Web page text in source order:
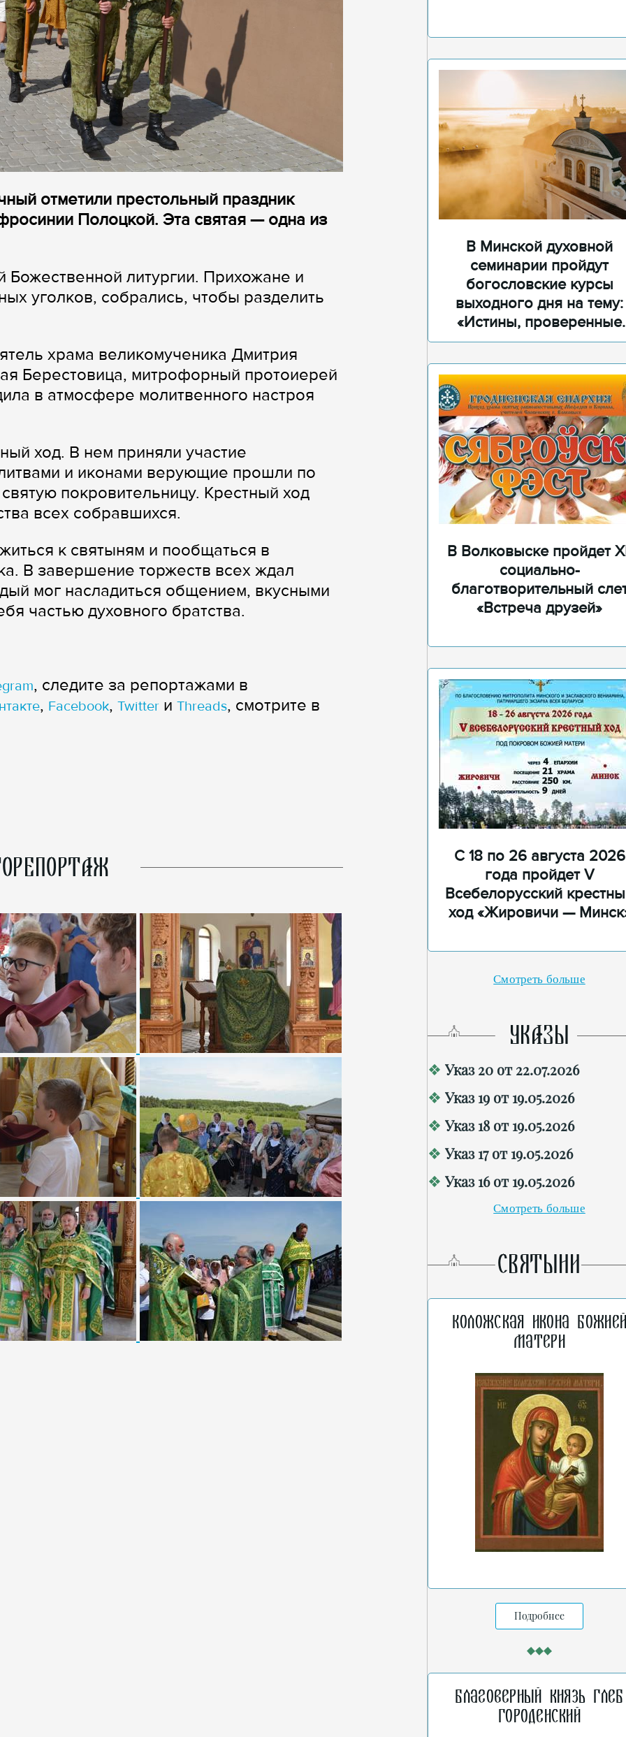
отметили престольный праздник
Полоцкой. Эта святая — одна из
Божественной литургии. Прихожане и
уголков, собрались, чтобы разделить
храма великомученика Дмитрия
Берестовица, митрофорный протоиерей
в атмосфере молитвенного настроя
ход. В нем приняли участие
и иконами верующие прошли по
покровительницу. Крестный ход
всех собравшихся.
к святыням и пообщаться в
В завершение торжеств всех ждал
мог насладиться общением, вкусными
частью духовного братства.
, следите за репортажами в
, Facebook, Twitter и Threads, смотрите в
В Минской духовной
семинарии пройдут
богословские курсы
выходного дня на тему:
«Истины, проверенные
временем»
В Волковыске пройдет
социально-
благотворительный
«Встреча друзей»
С 18 по 26 августа 2026
года пройдет V
Всебелорусский
ход «Жировичи —
Смотреть больше
УКАЗЫ
Указ 20 от 22.07.2026
Указ 19 от 19.05.2026
Указ 18 от 19.05.2026
Указ 17 от 19.05.2026
Указ 16 от 19.05.2026
Смотреть больше
СВЯТЫНИ
Коложская икона
Матери
Подробнее
Благоверный князь Глеб
Городенский